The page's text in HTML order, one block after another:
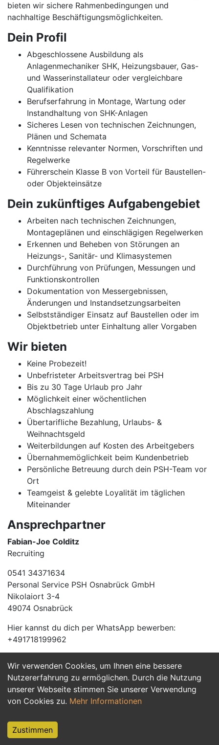
Wir verwenden Cookies, um Ihnen eine bessere
Nutzererfahrung zu ermöglichen. Durch die Nutzung
unserer Webseite stimmen Sie unserer Verwendung
von Cookies zu. Mehr Informationen
Zustimmen
bieten wir sichere Rahmenbedingungen und
nachhaltige Beschäftigungsmöglichkeiten.
Dein Profil
Abgeschlossene Ausbildung als
Anlagenmechaniker SHK, Heizungsbauer, Gas-
und Wasserinstallateur oder vergleichbare
Qualifikation
Berufserfahrung in Montage, Wartung oder
Instandhaltung von SHK-Anlagen
Sicheres Lesen von technischen Zeichnungen,
Plänen und Schemata
Kenntnisse relevanter Normen, Vorschriften und
Regelwerke
Führerschein Klasse B von Vorteil für Baustellen-
oder Objekteinsätze
Dein zukünftiges Aufgabengebiet
Arbeiten nach technischen Zeichnungen,
Montageplänen und einschlägigen Regelwerken
Erkennen und Beheben von Störungen an
Heizungs-, Sanitär- und Klimasystemen
Durchführung von Prüfungen, Messungen und
Funktionskontrollen
Dokumentation von Messergebnissen,
Änderungen und Instandsetzungsarbeiten
Selbstständiger Einsatz auf Baustellen oder im
Objektbetrieb unter Einhaltung aller Vorgaben
Wir bieten
Keine Probezeit!
Unbefristeter Arbeitsvertrag bei PSH
Bis zu 30 Tage Urlaub pro Jahr
Möglichkeit einer wöchentlichen
Abschlagszahlung
Übertarifliche Bezahlung, Urlaubs- &
Weihnachtsgeld
Weiterbildungen auf Kosten des Arbeitgebers
Übernahmemöglichkeit beim Kundenbetrieb
Persönliche Betreuung durch dein PSH-Team vor
Ort
Teamgeist & gelebte Loyalität im täglichen
Miteinander
Ansprechpartner
Fabian-Joe Colditz
Recruiting
0541 34371634
Personal Service PSH Osnabrück GmbH
Nikolaiort 3-4
49074 Osnabrück
Hier kannst du dich per WhatsApp bewerben:
+491718199962
Jetzt Bewerben